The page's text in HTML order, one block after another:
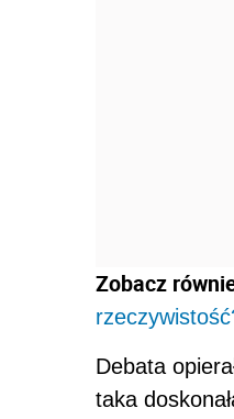
Zobacz
Debata
taka